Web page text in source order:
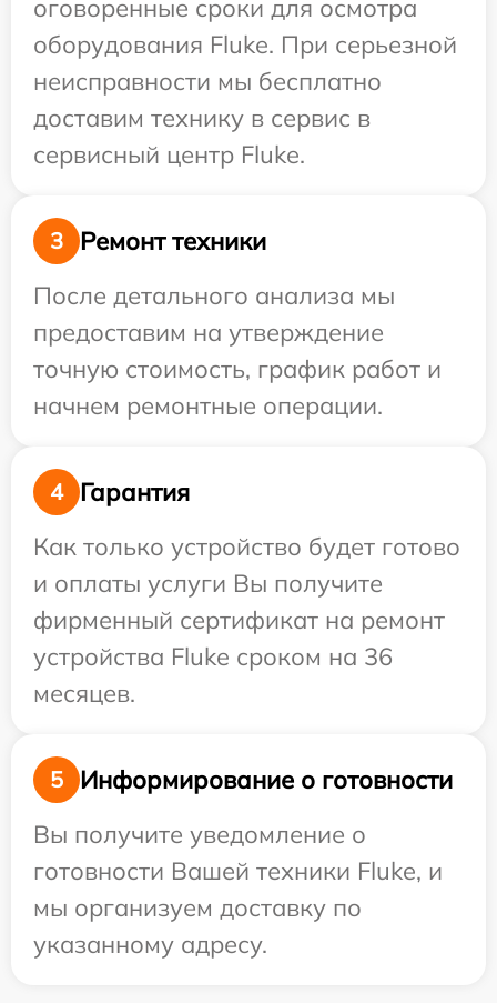
оговоренные сроки для осмотра
оборудования Fluke. При серьезной
неисправности мы бесплатно
доставим технику в сервис в
сервисный центр Fluke.
3
Ремонт техники
После детального анализа мы
предоставим на утверждение
точную стоимость, график работ и
начнем ремонтные операции.
4
Гарантия
Как только устройство будет готово
и оплаты услуги Вы получите
фирменный сертификат на ремонт
устройства Fluke сроком на 36
месяцев.
5
Информирование о готовности
Вы получите уведомление о
готовности Вашей техники Fluke, и
мы организуем доставку по
указанному адресу.